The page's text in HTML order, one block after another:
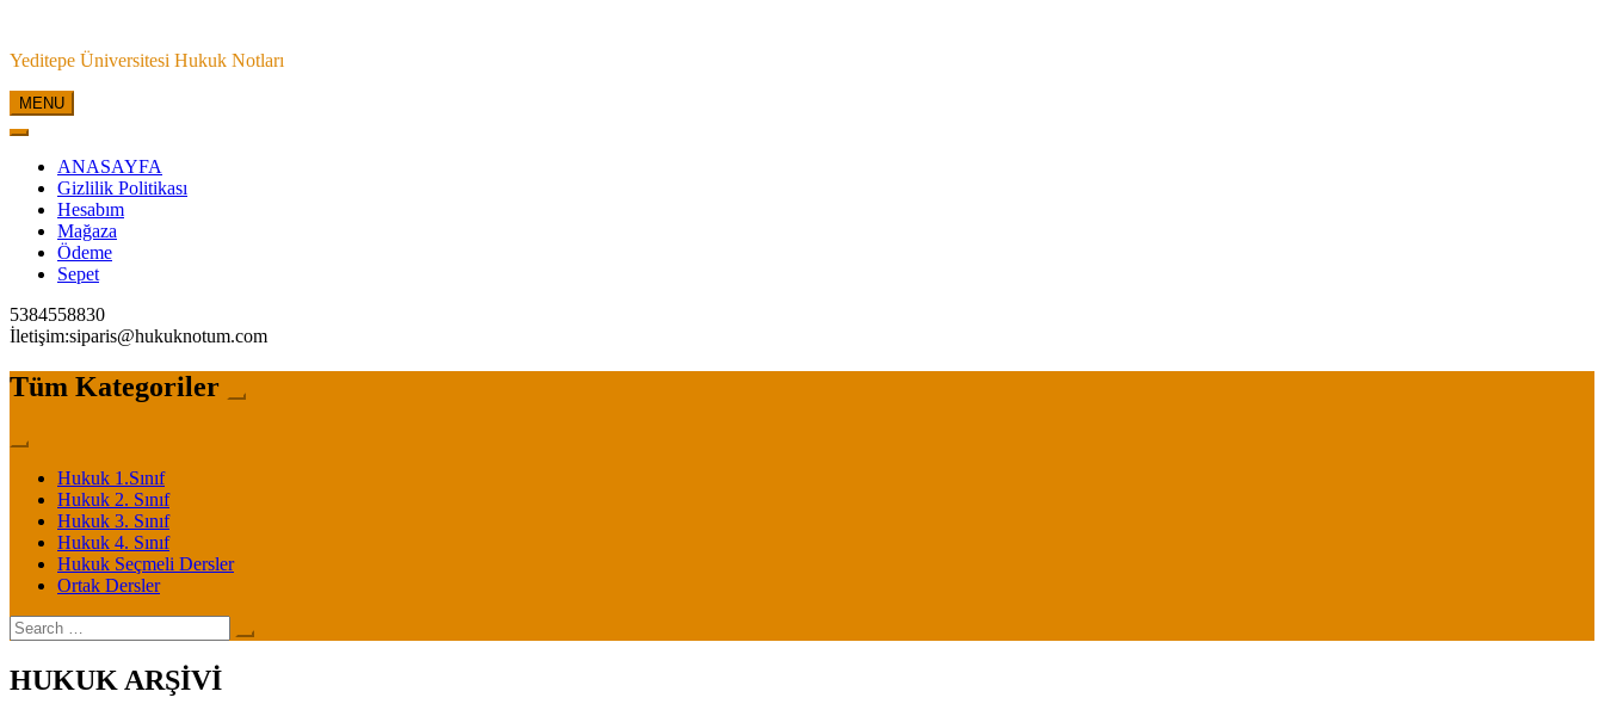
content
Yeditepe Üniversitesi Hukuk Notları
MENU
ANASAYFA
Gizlilik Politikası
Hesabım
Mağaza
Ödeme
Sepet
5384558830
İletişim:siparis@hukuknotum.com
Tüm Kategoriler
Hukuk 1.Sınıf
Hukuk 2. Sınıf
Hukuk 3. Sınıf
Hukuk 4. Sınıf
Hukuk Seçmeli Dersler
Ortak Dersler
Search
for:
HUKUK ARŞİVİ